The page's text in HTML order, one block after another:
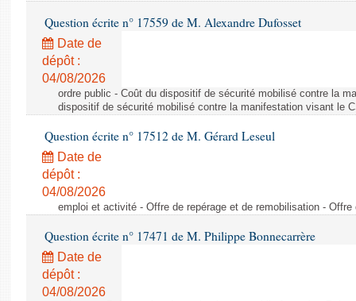
Question écrite n° 17559 de M. Alexandre Dufosset
Date de
dépôt :
04/08/2026
ordre public - Coût du dispositif de sécurité mobilisé contre la
dispositif de sécurité mobilisé contre la manifestation visant le
Question écrite n° 17512 de M. Gérard Leseul
Date de
dépôt :
04/08/2026
emploi et activité - Offre de repérage et de remobilisation -
Question écrite n° 17471 de M. Philippe Bonnecarrère
Date de
dépôt :
04/08/2026